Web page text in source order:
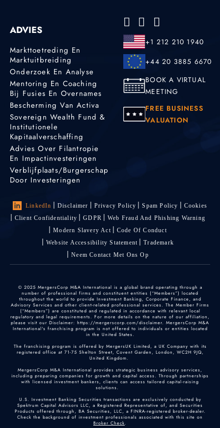
ADVIES
Markttoetreding En
Marktuitbreiding
Onderzoek En Analyse
Mentoring En Coaching
Bij Fusies En Overnames
Bescherming Van Activa
Sovereign Wealth Fund &
Institutionele
Kapitaalverschaffing
Advies Over Filantropie
En Impactinvesteringen
Verblijfplaats/burgerschap
Door Investeringen
+1 212 210 1940
+44 20 3885 6670
BOOK A VIRTUAL
MEETING
FREE BUSINESS
VALUATION
LinkedIn Disclaimer Privacy Policy Spam Policy
Cookies
Client Confidentiality
GDPR
Web Fraud And Phishing Warning
Modern Slavery Act
Code Of Conduct
Website Accessibility Statement
Trademark
Neem Contact Met Ons Op
© 2025 MergersCorp M&A International is a global brand operating through a
number of professional firms and constituent entities (“Members”) located
throughout the world to provide Investment Banking, Corporate Finance, and
Advisory Services and other client-related professional services. The Member Firms
(“Members”) are constituted and regulated in accordance with relevant local
regulatory and legal requirements. For more details on the nature of our affiliation,
please visit our Disclaimer: https://mergerscorp.com/disclaimer. MergersCorp M&A
International's franchising program is not offered to individuals or entities located
in the United States.
The franchising program is offered by MergersUK Limited, a UK Company with its
registered office at 71-75 Shelton Street, Covent Garden, London, WC2H 9JQ,
United Kingdom.
MergersCorp M&A International provides strategic business advisory services,
including preparing companies for growth and capital access. Through partnerships
with licensed investment bankers, clients can access tailored capital-raising
solutions.
U.S. Investment Banking Securities transactions are exclusively conducted by
Spektrum Capital Advisors LLC, a Registered Representative of, and Securities
Products offered through, BA Securities, LLC, a FINRA-registered broker-dealer.
Check the background of investment professionals associated with this site on
Broker Check.